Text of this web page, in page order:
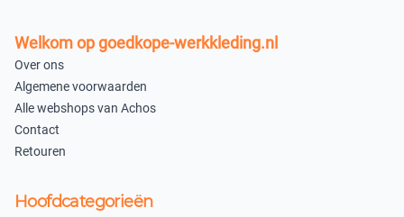
Welkom op goedkope-werkkleding.nl
Over ons
Algemene voorwaarden
Alle webshops van Achos
Contact
Retouren
Hoofdcategorieën